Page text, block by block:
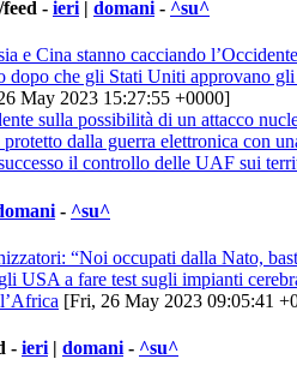
- ieri | domani - ^su^
e Cina stanno cacciando
dopo che gli Stati Uniti approvano
May 2023 15:27:55 +0000]
sulla possibilità di un attacco
dalla guerra elettronica con
il controllo delle UAF sui
- ^su^
“Noi occupati dalla Nato,
USA a fare test sugli impianti
[Fri, 26 May 2023 09:05:41
- ieri | domani - ^su^